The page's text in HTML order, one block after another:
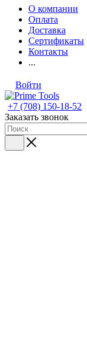
О компании
Оплата
Доставка
Сертификаты
Контакты
...
Войти
+7 (708) 150-18-52
Заказать звонок